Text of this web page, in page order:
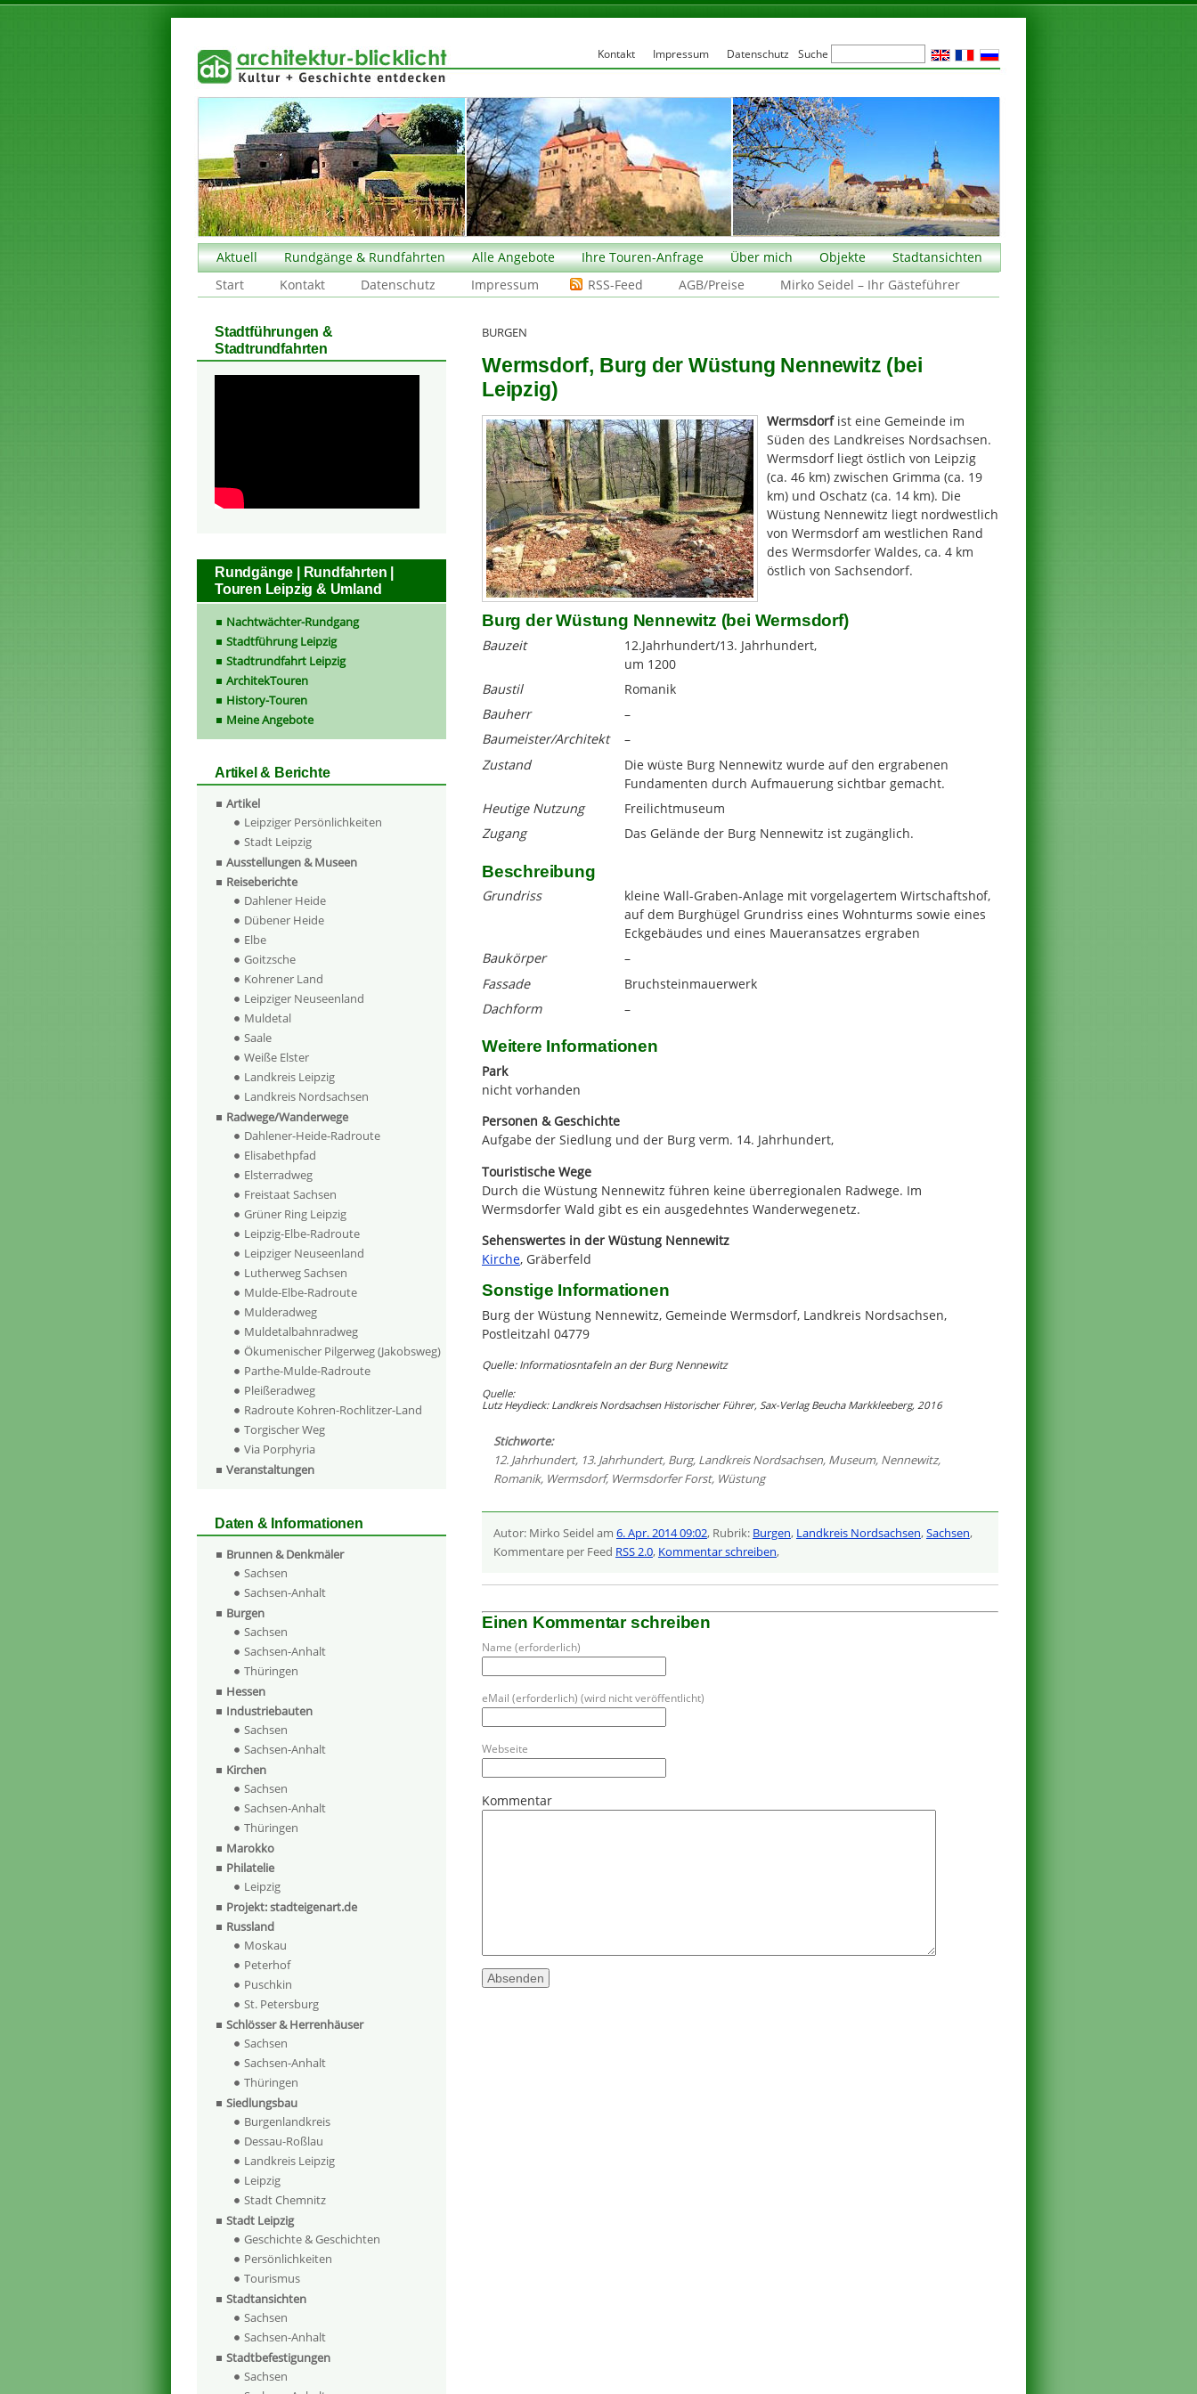
Aktuell Rundgänge & Rundfahrten Alle Angebote Ihre Touren-Anfrage Über mich Objekte
Stadtansichten
Start
Kontakt Datenschutz Impressum RSS-Feed AGB/Preise Mirko Seidel – Ihr Gästeführer
BURGEN
Wermsdorf, Burg der Wüstung Nennewitz (bei
Leipzig)
Wermsdorfist eine Gemeinde im
Süden des Landkreises Nordsachsen.
Wermsdorf liegt östlich von Leipzig
(ca. 46 km) zwischen Grimma (ca. 19
km) und Oschatz (ca. 14 km). Die
Wüstung Nennewitz liegt nordwestlich
von Wermsdorf am westlichen Rand
des Wermsdorfer Waldes, ca. 4 km
östlich von Sachsendorf.
Burg der Wüstung Nennewitz (bei Wermsdorf)
Bauzeit
12.Jahrhundert/13. Jahrhundert,
um 1200
Baustil
Romanik
Bauherr
–
Baumeister/Architekt
–
Zustand
Die wüste Burg Nennewitz wurde auf den ergrabenen
Fundamenten durch Aufmauerung sichtbar gemacht.
Heutige Nutzung
Freilichtmuseum
Zugang
Das Gelände der Burg Nennewitz ist zugänglich.
Beschreibung
Grundriss
kleine Wall-Graben-Anlage mit vorgelagertem Wirtschaftshof,
auf dem Burghügel Grundriss eines Wohnturms sowie eines
Eckgebäudes und eines Maueransatzes ergraben
Baukörper
–
Fassade
Bruchsteinmauerwerk
Dachform
–
Weitere Informationen
Park
nicht vorhanden
Personen & Geschichte
Aufgabe der Siedlung und der Burg verm. 14. Jahrhundert,
Touristische Wege
Durch die Wüstung Nennewitz führen keine überregionalen Radwege. Im
Wermsdorfer Wald gibt es ein ausgedehntes Wanderwegenetz.
Sehenswertes in der Wüstung Nennewitz
Kirche, Gräberfeld
Sonstige Informationen
Burg der Wüstung Nennewitz, Gemeinde Wermsdorf, Landkreis Nordsachsen,
Postleitzahl 04779
Quelle: Informatiosntafeln an der Burg Nennewitz
Quelle:
Lutz Heydieck: Landkreis Nordsachsen Historischer Führer, Sax-Verlag Beucha Markkleeberg, 2016
Stichworte:
12. Jahrhundert, 13. Jahrhundert, Burg, Landkreis Nordsachsen, Museum, Nennewitz,
Romanik, Wermsdorf, Wermsdorfer Forst, Wüstung
Autor: Mirko Seidel am 6. Apr. 2014 09:02, Rubrik: Burgen, Landkreis Nordsachsen,Sachsen,
Kommentare per Feed RSS 2.0, Kommentar schreiben,
Einen Kommentar schreiben
Name (erforderlich)
eMail (erforderlich) (wird nicht veröffentlicht)
Webseite
Kommentar
Stadtführungen &
Stadtrundfahrten
Rundgänge | Rundfahrten |
Touren Leipzig & Umland
Nachtwächter-Rundgang
Stadtführung Leipzig
Stadtrundfahrt Leipzig
ArchitekTouren
History-Touren
Meine Angebote
Artikel & Berichte
Artikel
Leipziger Persönlichkeiten
Stadt Leipzig
Ausstellungen & Museen
Reiseberichte
Dahlener Heide
Dübener Heide
Elbe
Goitzsche
Kohrener Land
Leipziger Neuseenland
Muldetal
Saale
Weiße Elster
Landkreis Leipzig
Landkreis Nordsachsen
Radwege/Wanderwege
Dahlener-Heide-Radroute
Elisabethpfad
Elsterradweg
Freistaat Sachsen
Grüner Ring Leipzig
Leipzig-Elbe-Radroute
Leipziger Neuseenland
Lutherweg Sachsen
Mulde-Elbe-Radroute
Mulderadweg
Muldetalbahnradweg
Ökumenischer Pilgerweg (Jakobsweg)
Parthe-Mulde-Radroute
Pleißeradweg
Radroute Kohren-Rochlitzer-Land
Torgischer Weg
Via Porphyria
Veranstaltungen
Daten & Informationen
Brunnen & Denkmäler
Sachsen
Sachsen-Anhalt
Burgen
Sachsen
Sachsen-Anhalt
Thüringen
Hessen
Industriebauten
Sachsen
Sachsen-Anhalt
Kirchen
Sachsen
Sachsen-Anhalt
Thüringen
Marokko
Philatelie
Leipzig
Projekt: stadteigenart.de
Russland
Moskau
Peterhof
Puschkin
St. Petersburg
Schlösser & Herrenhäuser
Sachsen
Sachsen-Anhalt
Thüringen
Siedlungsbau
Burgenlandkreis
Dessau-Roßlau
Landkreis Leipzig
Leipzig
Stadt Chemnitz
Stadt Leipzig
Geschichte & Geschichten
Persönlichkeiten
Tourismus
Stadtansichten
Sachsen
Sachsen-Anhalt
Stadtbefestigungen
Sachsen
Kontakt Impressum Datenschutz Suche